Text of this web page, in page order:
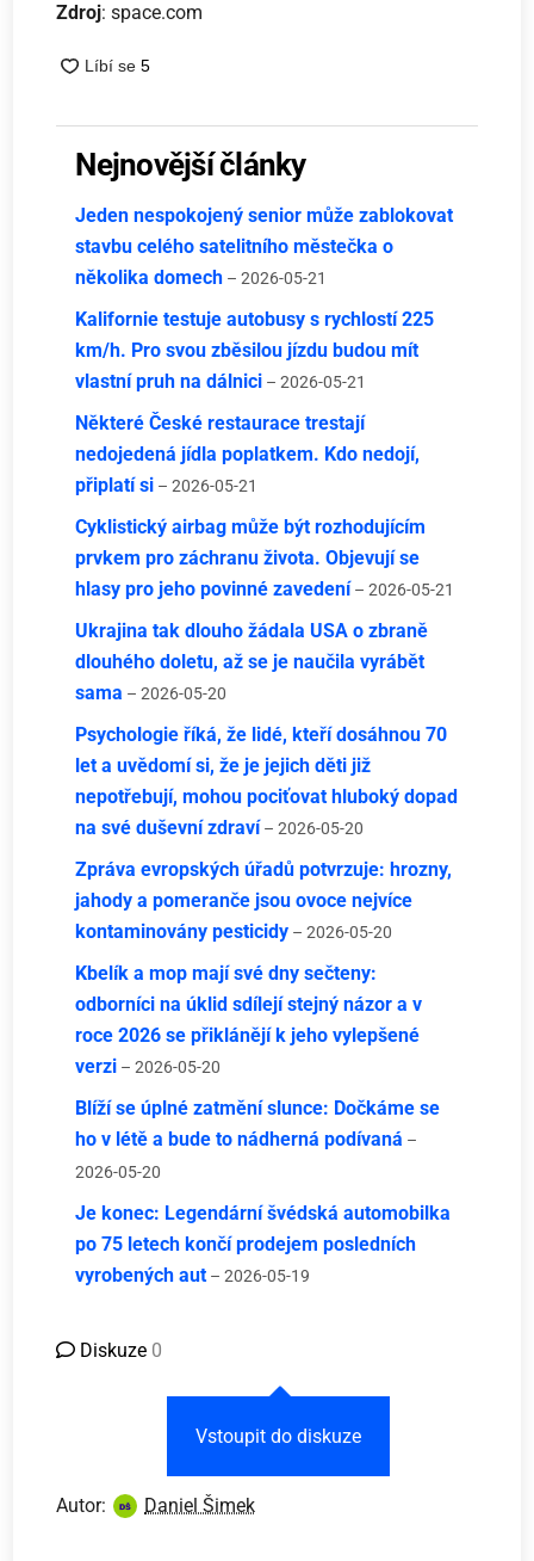
Zdroj: space.com
Nejnovější články
Jeden nespokojený senior může zablokovat
stavbu celého satelitního městečka o
několika domech – 2026-05-21
Kalifornie testuje autobusy s rychlostí 225
km/h. Pro svou zběsilou jízdu budou mít
vlastní pruh na dálnici – 2026-05-21
Některé České restaurace trestají
nedojedená jídla poplatkem. Kdo nedojí,
připlatí si – 2026-05-21
Cyklistický airbag může být rozhodujícím
prvkem pro záchranu života. Objevují se
hlasy pro jeho povinné zavedení – 2026-05-21
Ukrajina tak dlouho žádala USA o zbraně
dlouhého doletu, až se je naučila vyrábět
sama – 2026-05-20
Psychologie říká, že lidé, kteří dosáhnou 70
let a uvědomí si, že je jejich děti již
nepotřebují, mohou pociťovat hluboký dopad
na své duševní zdraví – 2026-05-20
Zpráva evropských úřadů potvrzuje: hrozny,
jahody a pomeranče jsou ovoce nejvíce
kontaminovány pesticidy – 2026-05-20
Kbelík a mop mají své dny sečteny:
odborníci na úklid sdílejí stejný názor a v
roce 2026 se přiklánějí k jeho vylepšené
verzi – 2026-05-20
Blíží se úplné zatmění slunce: Dočkáme se
ho v létě a bude to nádherná podívaná –
2026-05-20
Je konec: Legendární švédská automobilka
po 75 letech končí prodejem posledních
vyrobených aut – 2026-05-19
Diskuze 0
Vstoupit do diskuze
Autor: Daniel Šimek